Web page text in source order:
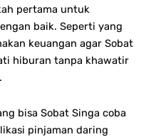
pertama untuk
baik. Seperti yang
keuangan agar Sobat
hiburan tanpa khawatir
bisa Sobat Singa coba
pinjaman daring